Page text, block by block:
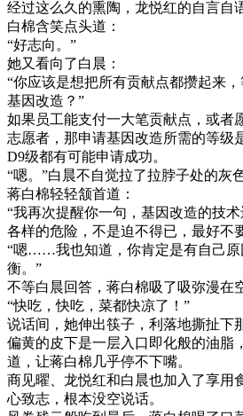
经过这么久的熏陶，龙悦红的自言自
白棉含笑点头道：
“好志向。”
她又看向了白晨：
“你应该是想把所有贡献点都攒起来
基因改造？”
如果员工能支付一大笔贡献点，或者
志愿者，那申请基因改造所需的等级
D9级都有可能申请成功。
“嗯。”白晨不自觉拉了拉脖子处的灰
蒋白棉轻轻颔首道：
“我再次提醒你一句，基因改造的技
各样的危险，不是迫不得已，最好不
“嗯……我也知道，你肯定是有自己原
衡。”
不等白晨回答，蒋白棉吸了吸弥漫在
“快吃，快吃，菜都快凉了！”
说话间，她伸出筷子，利落地撕扯下
偏黄的皮下是一层入口即化般的油脂
道，让蒋白棉几乎停不下嘴。
商见曜、龙悦红和白晨也加入了享用
心致志，根本没空说话。